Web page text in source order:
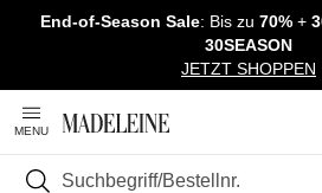
Navigation überspringen, direkt
End-of-Season Sale: Bis zu 70% +
30SEASON
JETZT SHOPPEN
MENU
Suchen
Startseite Mode Hosen